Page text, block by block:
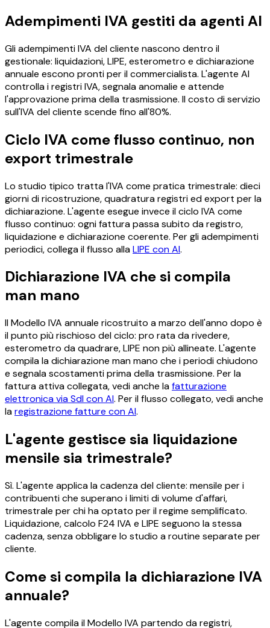
Adempimenti IVA gestiti da agenti AI
Gli adempimenti IVA del cliente nascono dentro il
gestionale: liquidazioni, LIPE, esterometro e dichiarazione
annuale escono pronti per il commercialista. L'agente AI
controlla i registri IVA, segnala anomalie e attende
l'approvazione prima della trasmissione. Il costo di servizio
sull'IVA del cliente scende fino all'80%.
Ciclo IVA come flusso continuo, non
export trimestrale
Lo studio tipico tratta l'IVA come pratica trimestrale: dieci
giorni di ricostruzione, quadratura registri ed export per la
dichiarazione. L'agente esegue invece il ciclo IVA come
flusso continuo: ogni fattura passa subito da registro,
liquidazione e dichiarazione coerente. Per gli adempimenti
periodici, collega il flusso allaLIPE con AI.
Dichiarazione IVA che si compila
man mano
Il Modello IVA annuale ricostruito a marzo dell'anno dopo è
il punto più rischioso del ciclo: pro rata da rivedere,
esterometro da quadrare, LIPE non più allineate. L'agente
compila la dichiarazione man mano che i periodi chiudono
e segnala scostamenti prima della trasmissione. Per la
fattura attiva collegata, vedi anche lafatturazione
elettronica via SdI con AI. Per il flusso collegato, vedi anche
laregistrazione fatture con AI.
L'agente gestisce sia liquidazione
mensile sia trimestrale?
Sì. L'agente applica la cadenza del cliente: mensile per i
contribuenti che superano i limiti di volume d'affari,
trimestrale per chi ha optato per il regime semplificato.
Liquidazione, calcolo F24 IVA e LIPE seguono la stessa
cadenza, senza obbligare lo studio a routine separate per
cliente.
Come si compila la dichiarazione IVA
annuale?
L'agente compila il Modello IVA partendo da registri,